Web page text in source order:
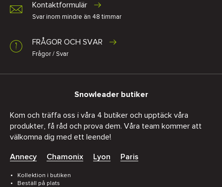
Kontaktformulär
Svar inom mindre än 48 timmar
FRÅGOR OCH SVAR
Frågor / Svar
Snowleader butiker
Kom och träffa oss i våra 4 butiker och upptäck våra
produkter, få råd och prova dem. Våra team kommer att
välkomna dig med ett leende!
Annecy Chamonix Lyon Paris
Kollektion i butiken
Beställ på plats